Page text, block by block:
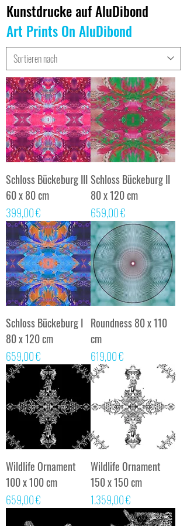
Kunstdrucke auf AluDibond
Art Prints On AluDibond
Schloss Bückeburg III
60 x 80 cm
Preis
399,00 €
Schloss Bückeburg II
80 x 120 cm
Preis
659,00 €
Schloss Bückeburg I
80 x 120 cm
Preis
659,00 €
Roundness 80 x 110
cm
Preis
619,00 €
Wildlife Ornament
100 x 100 cm
Preis
659,00 €
Wildlife Ornament
150 x 150 cm
Preis
1.359,00 €